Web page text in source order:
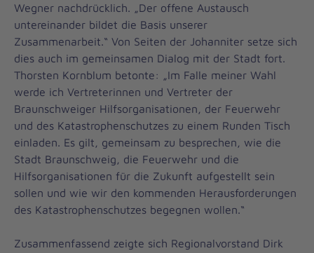
Wegner nachdrücklich. „Der offene Austausch
untereinander bildet die Basis unserer
Zusammenarbeit.“ Von Seiten der Johanniter setze sich
dies auch im gemeinsamen Dialog mit der Stadt fort.
Thorsten Kornblum betonte: „Im Falle meiner Wahl
werde ich Vertreterinnen und Vertreter der
Braunschweiger Hilfsorganisationen, der Feuerwehr
und des Katastrophenschutzes zu einem Runden Tisch
einladen. Es gilt, gemeinsam zu besprechen, wie die
Stadt Braunschweig, die Feuerwehr und die
Hilfsorganisationen für die Zukunft aufgestellt sein
sollen und wie wir den kommenden Herausforderungen
des Katastrophenschutzes begegnen wollen.“
Zusammenfassend zeigte sich Regionalvorstand Dirk